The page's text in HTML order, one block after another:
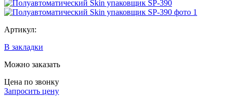
Артикул:
В закладки
Можно заказать
Цена по звонку
Запросить цену